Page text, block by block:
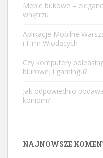
Meble bukowe –
wnętrzu
Aplikacje Mobilne
i Firm Wiodących
Czy komputery
biurowej i gamingu?
Jak odpowiednio
koniom?
NAJNOWSZE